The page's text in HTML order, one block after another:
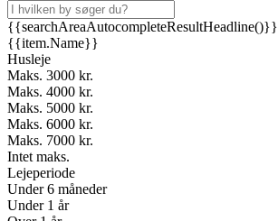
{{searchAreaAutocompleteResultHeadline()}}
{{item.Name}}
Husleje
Maks. 3000 kr.
Maks. 4000 kr.
Maks. 5000 kr.
Maks. 6000 kr.
Maks. 7000 kr.
Intet maks.
Lejeperiode
Under 6 måneder
Under 1 år